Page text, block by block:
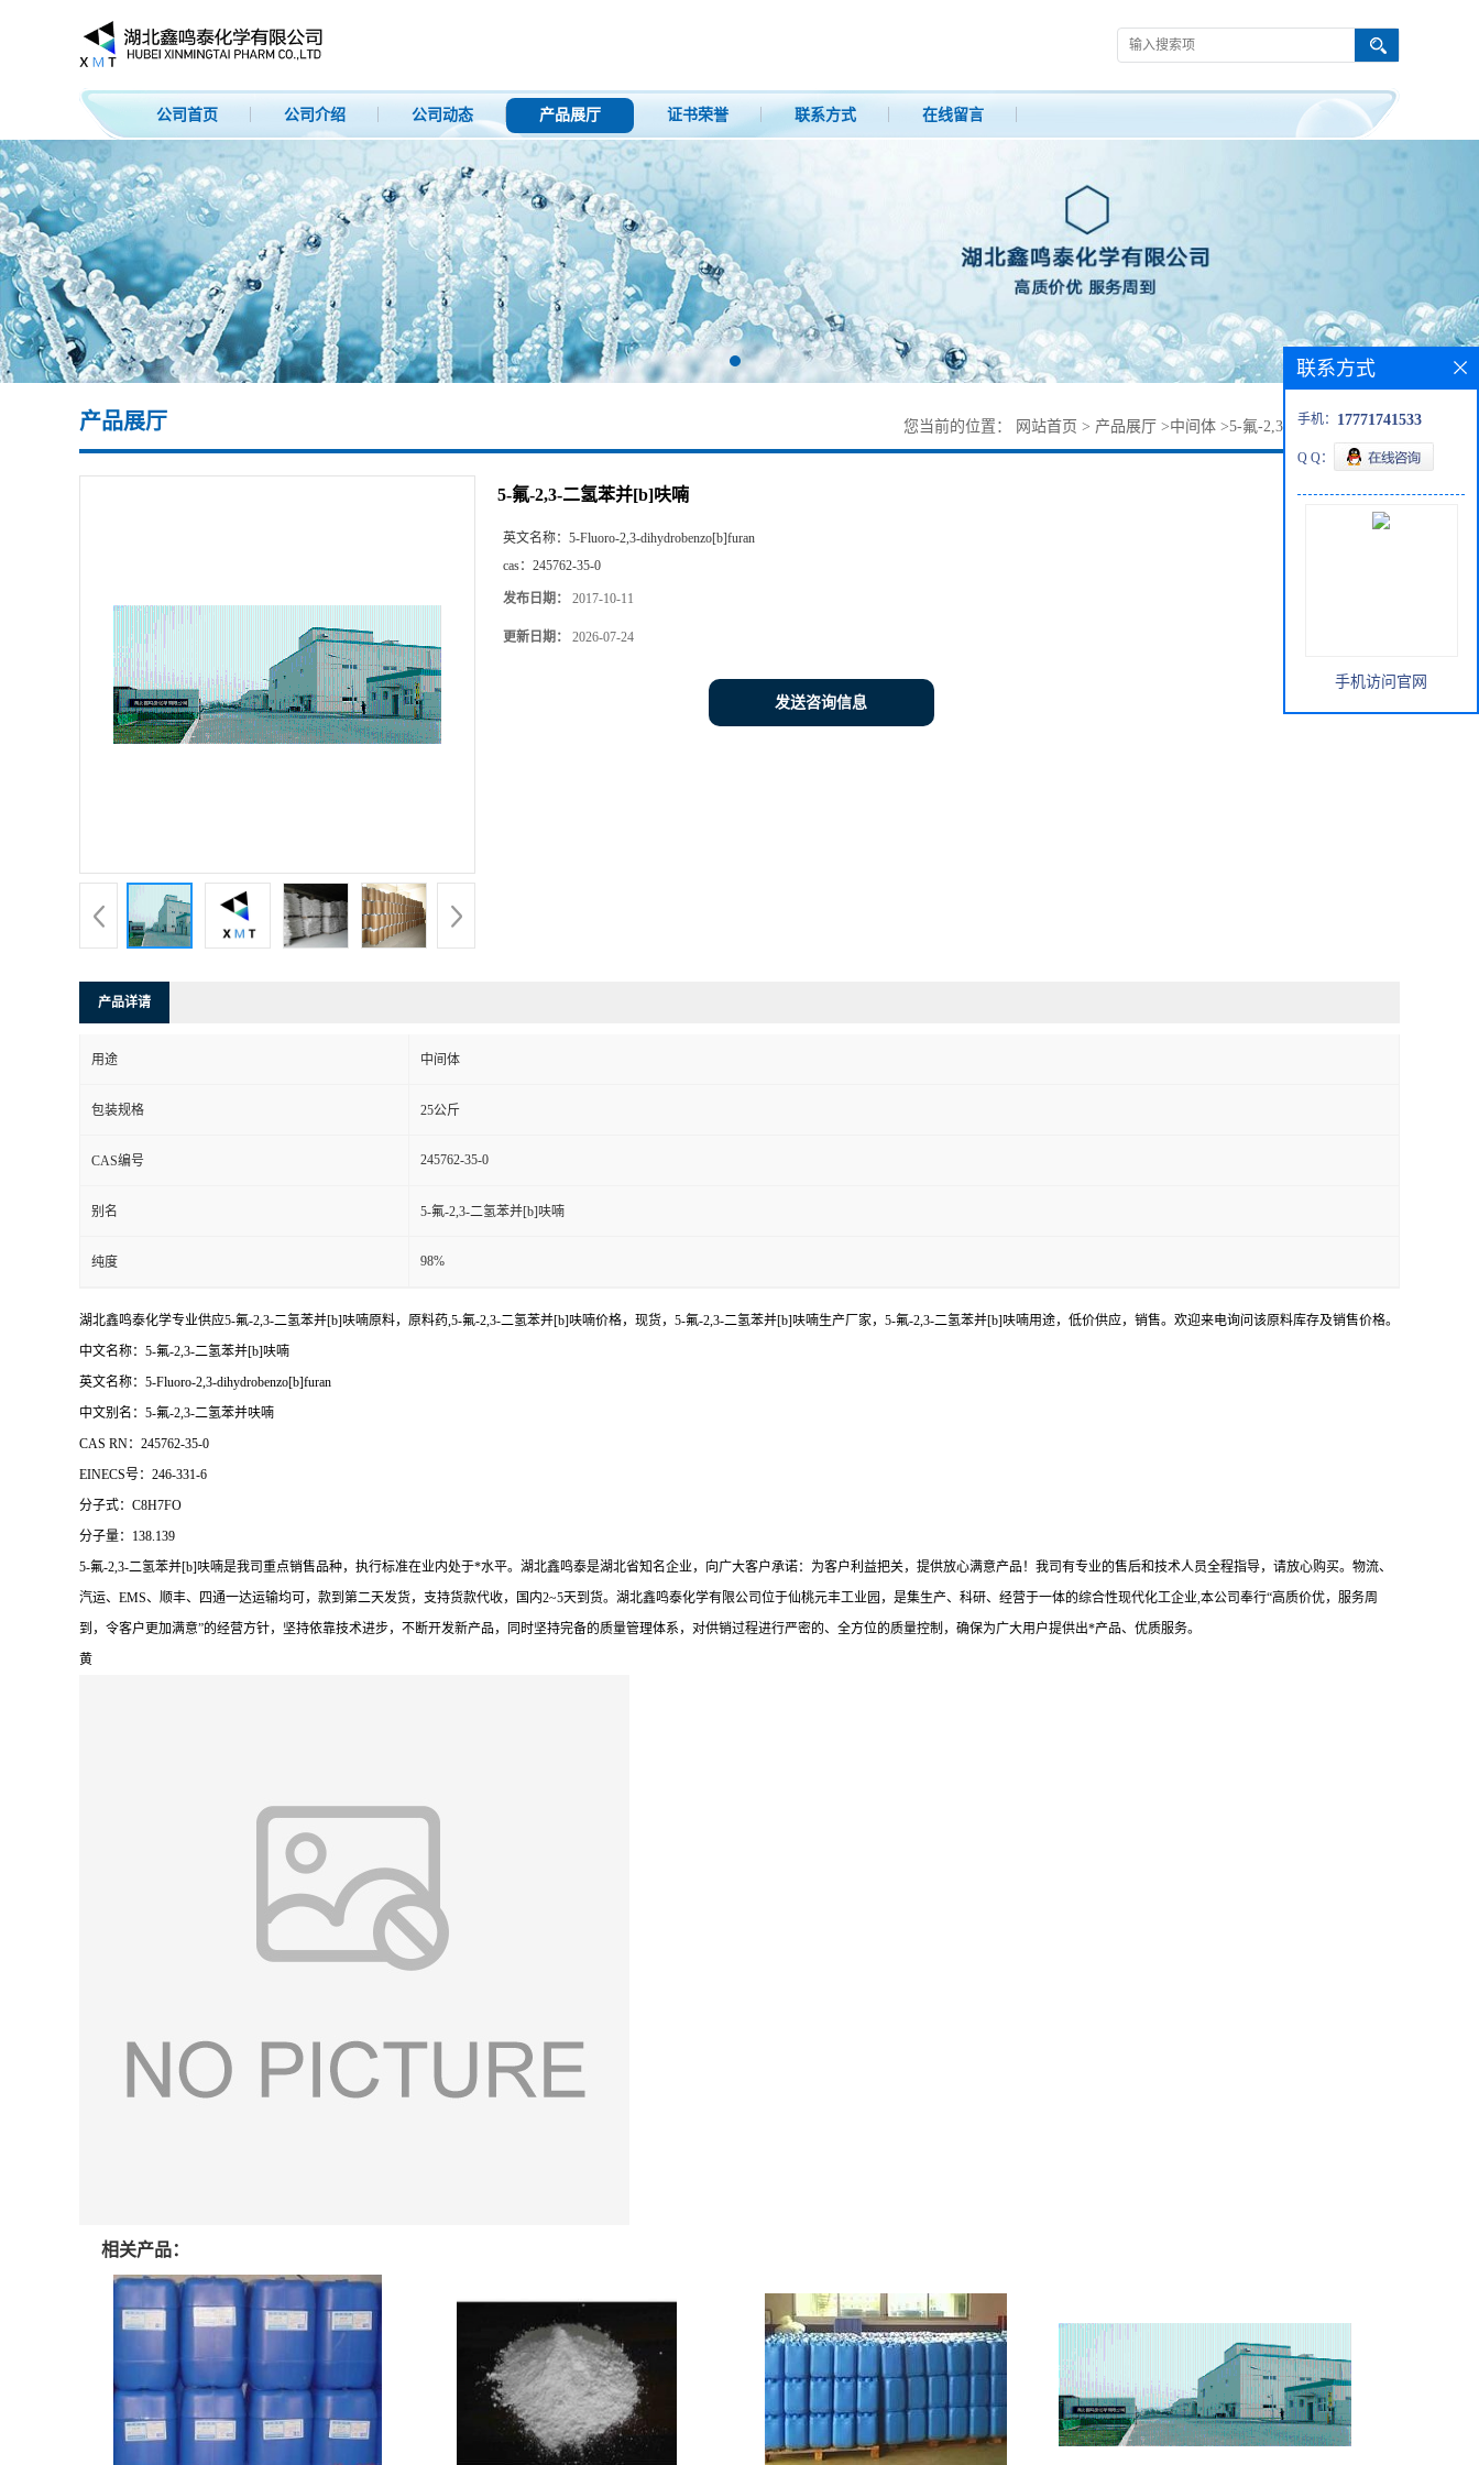
公司首页 公司介绍 公司动态 产品展厅 证书荣誉 联系方式 在线留言
产品展厅 您当前的位置： 网站首页 > 产品展厅 >中间体 >5-氟-2,3-二氢苯并[b]呋喃
5-氟-2,3-二氢苯并[b]呋喃
英文名称： 5-Fluoro-2,3-dihydrobenzo[b]furan
cas： 245762-35-0
发布日期： 2017-10-11
更新日期： 2026-07-24
发送咨询信息
产品详请
用途 中间体
包装规格 25公斤
CAS编号 245762-35-0
别名 5-氟-2,3-二氢苯并[b]呋喃
纯度 98%
湖北鑫鸣泰化学专业供应5-氟-2,3-二氢苯并[b]呋喃原料，原料药,5-氟-2,3-二氢苯并[b]呋喃价格，现货，5-氟-2,3-二氢苯并[b]呋喃生产厂家，5-氟-2,3-二氢苯并[b]呋喃用途，低价供应，销售。欢迎来电询问该原料库存及销售价格。
中文名称：5-氟-2,3-二氢苯并[b]呋喃
英文名称：5-Fluoro-2,3-dihydrobenzo[b]furan
中文别名：5-氟-2,3-二氢苯并呋喃
CAS RN：245762-35-0
EINECS号：246-331-6
分子式：C8H7FO
分子量：138.139
5-氟-2,3-二氢苯并[b]呋喃是我司重点销售品种，执行标准在业内处于*水平。湖北鑫鸣泰是湖北省知名企业，向广大客户承诺：为客户利益把关，提供放心满意产品！我司有专业的售后和技术人员全程指导，请放心购买。物流、
汽运、EMS、顺丰、四通一达运输均可，款到第二天发货，支持货款代收，国内2~5天到货。湖北鑫鸣泰化学有限公司位于仙桃元丰工业园，是集生产、科研、经营于一体的综合性现代化工企业,本公司奉行“高质价优，服务周
到，令客户更加满意”的经营方针，坚持依靠技术进步，不断开发新产品，同时坚持完备的质量管理体系，对供销过程进行严密的、全方位的质量控制，确保为广大用户提供出*产品、优质服务。
黄
相关产品：
联系方式
手机： 17771741533
Q Q：
手机访问官网